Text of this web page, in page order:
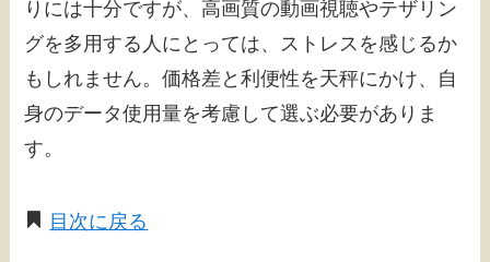
りには十分ですが、高画質の動画視聴やテザリン
グを多用する人にとっては、ストレスを感じるか
もしれません。価格差と利便性を天秤にかけ、自
身のデータ使用量を考慮して選ぶ必要がありま
す。
目次に戻る